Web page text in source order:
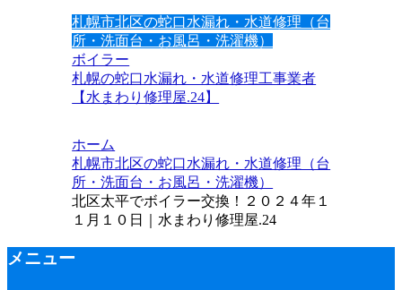
札幌市北区の蛇口水漏れ・水道修理（台
所・洗面台・お風呂・洗濯機）
ボイラー
札幌の蛇口水漏れ・水道修理工事業者
【水まわり修理屋.24】
ホーム
札幌市北区の蛇口水漏れ・水道修理（台
所・洗面台・お風呂・洗濯機）
北区太平でボイラー交換！２０２４年１
１月１０日｜水まわり修理屋.24
メニュー